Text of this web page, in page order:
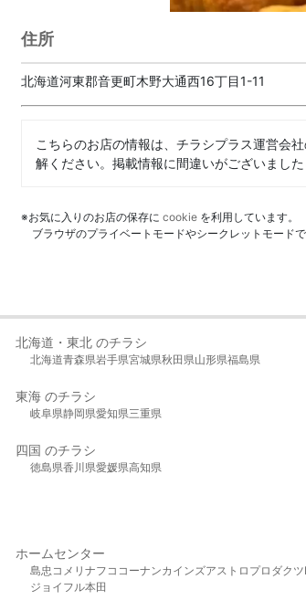
住所
北海道河東郡音更町木野大通西16丁目1-11
こちらのお店の情報は、チラシプラス運営会
解ください。掲載情報に間違いがございまし
※お気に入りのお店の保存に cookie を利用しています。
ブラウザのプライベートモードやシークレットモード
北海道・東北 のチラシ
北海道青森県岩手県宮城県秋田県山形県福島県
東海 のチラシ
岐阜県静岡県愛知県三重県
四国 のチラシ
徳島県香川県愛媛県高知県
ホームセンター
島忠 コメリ ナフコ コーナンカインズアストロプロダクツ
ジョイフル本田